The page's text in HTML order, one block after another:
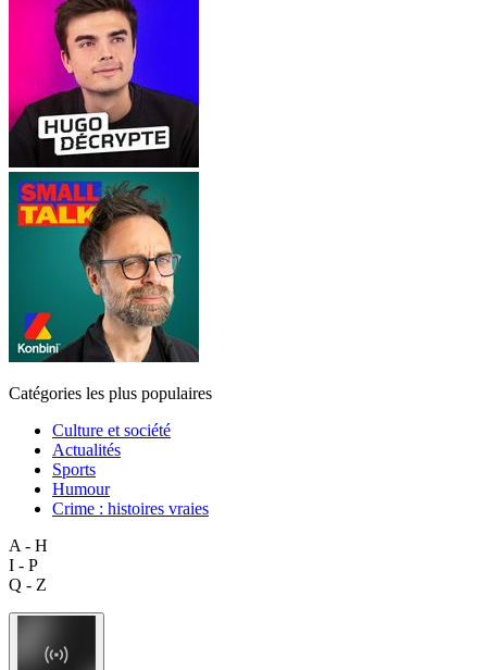
Catégories les plus populaires
Culture et société
Actualités
Sports
Humour
Crime : histoires vraies
A - H
I - P
Q - Z